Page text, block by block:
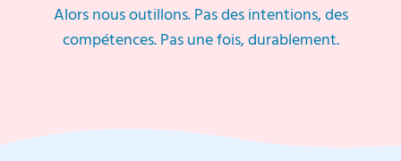
Alors nous outillons. Pas des intentions, des
compétences. Pas une fois, durablement.